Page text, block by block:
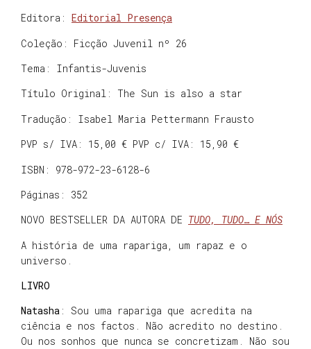
Editora: Editorial Presença
Coleção: Ficção Juvenil nº 26
Tema: Infantis-Juvenis
Título Original: The Sun is also a star
Tradução: Isabel Maria Pettermann Frausto
PVP s/ IVA: 15,00 € PVP c/ IVA: 15,90 €
ISBN: 978-972-23-6128-6
Páginas: 352
NOVO BESTSELLER DA AUTORA DE TUDO, TUDO… E NÓS
A história de uma rapariga, um rapaz e o
universo.
LIVRO
Natasha : Sou uma rapariga que acredita na
ciência e nos factos. Não acredito no destino.
Ou nos sonhos que nunca se concretizam. Não sou